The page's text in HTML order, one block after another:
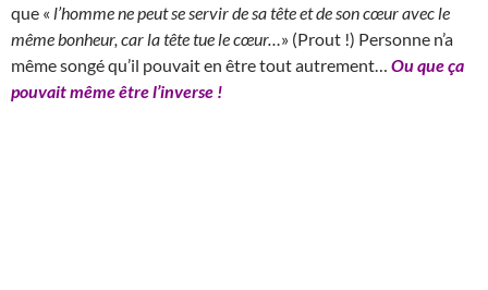
que « l’homme ne peut se servir de sa tête et de son cœur avec le
même bonheur, car la tête tue le cœur… » (Prout !) Personne n’a
même songé qu’il pouvait en être tout autrement… Ou que ça
pouvait même être l’inverse !